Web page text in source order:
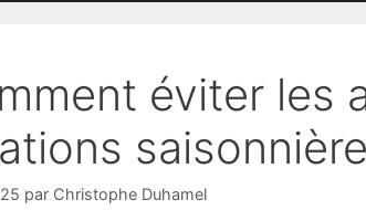
éviter les
par Christophe Duhamel